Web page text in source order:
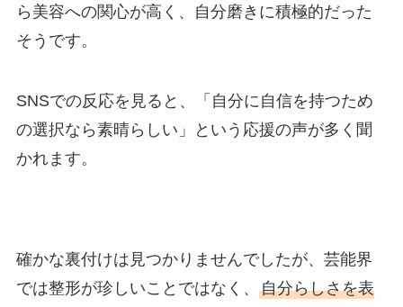
ら美容への関心が高く、自分磨きに積極的だった
そうです。
SNSでの反応を見ると、「自分に自信を持つため
の選択なら素晴らしい」という応援の声が多く聞
かれます。
確かな裏付けは見つかりませんでしたが、芸能界
では整形が珍しいことではなく、 自分らしさを表